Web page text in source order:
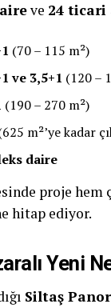
ve 24 ticari
(70 – 115 m²)
ve 3,5+1 (120 –
(190 – 270 m²)
m²’ye kadar
daire
proje hem
hitap ediyor.
Yeni
Siltaş